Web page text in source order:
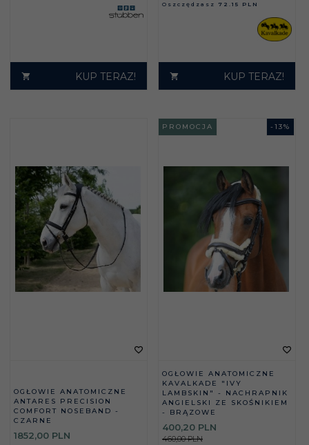
KUP TERAZ!
Oszczędzasz 72.15 PLN
KUP TERAZ!
OGŁOWIE ANATOMICZNE
ANTARES PRECISION
COMFORT NOSEBAND -
CZARNE
1852,00 PLN
- 13%
PROMOCJA
OGŁOWIE ANATOMICZNE
KAVALKADE "IVY
LAMBSKIN" - NACHRAPNIK
ANGIELSKI ZE SKOŚNIKIEM
- BRĄZOWE
400,20 PLN
460,00 PLN